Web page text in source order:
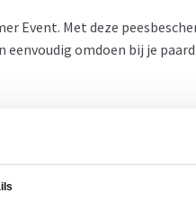
Event. Met deze
omdoen bij je
beschermer voor een